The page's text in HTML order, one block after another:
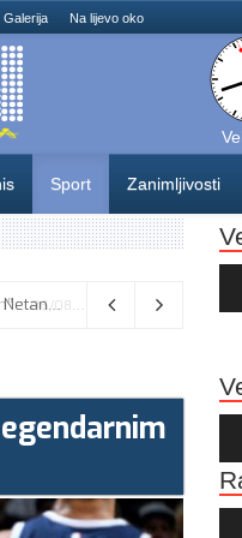
Galerija Na lijevo oko
Sport Zanimljivosti
Vance kaže da će pregovori s Iranom potrajati, odbacio navode o sukobu s Netanyahuom 06/08/2026